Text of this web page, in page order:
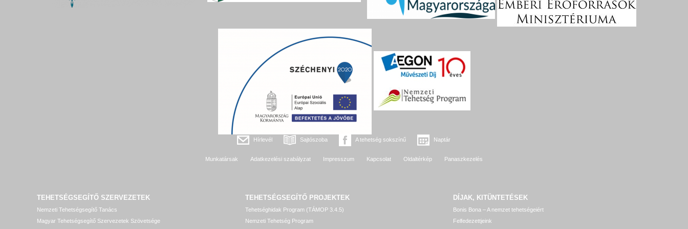
Hírlevél Sajtószoba A tehetség sokszínű Naptár
Munkatársak Adatkezelési szabályzat Impresszum Kapcsolat Oldaltérkép Panaszkezelés
TEHETSÉGSEGÍTŐ SZERVEZETEK
Nemzeti Tehetségsegítő Tanács
Magyar Tehetségsegítő Szervezetek Szövetsége
TEHETSÉGSEGÍTŐ PROJEKTEK
Tehetséghidak Program (TÁMOP 3.4.5)
Nemzeti Tehetség Program
DÍJAK, KITÜNTETÉSEK
Bonis Bona – A nemzet tehetségeiért
Felfedezettjeink